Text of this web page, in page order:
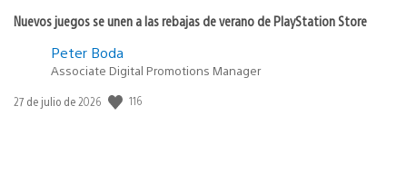
Nuevos juegos se unen a las rebajas de verano de PlayStation Store
Peter Boda
Associate Digital Promotions Manager
Fecha
27 de julio de 2026 116